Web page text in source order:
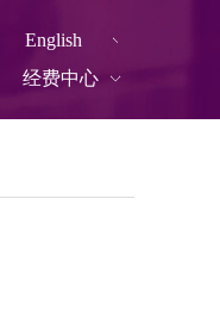
English
经费中心